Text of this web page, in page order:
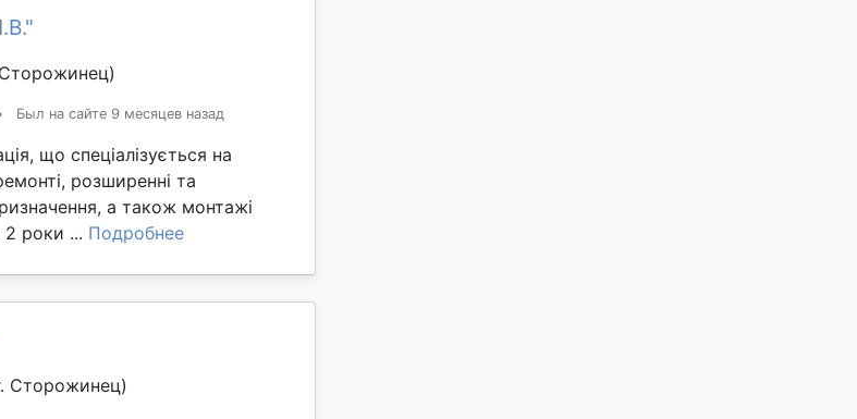
Был на сайте 9 месяцев назад
що спеціалізується на
розширенні та
а також монтажі
2 роки ... Подробнее
Сторожинец)